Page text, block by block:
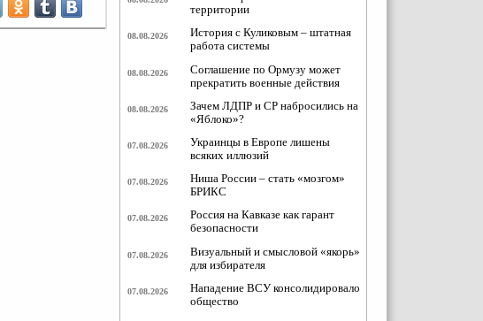
территории
08.08.2026
История с Куликовым – штатная
работа системы
08.08.2026
Соглашение по Ормузу может
прекратить военные действия
08.08.2026
Зачем ЛДПР и СР набросились на
«Яблоко»?
07.08.2026
Украинцы в Европе лишены
всяких иллюзий
07.08.2026
Ниша России – стать «мозгом»
БРИКС
07.08.2026
Россия на Кавказе как гарант
безопасности
07.08.2026
Визуальный и смысловой «якорь»
для избирателя
07.08.2026
Нападение ВСУ консолидировало
общество